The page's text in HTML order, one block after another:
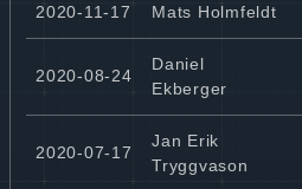
2020-11-17 Mats Holmfeldt
2020-08-24
Daniel
Ekberger
2020-07-17
Jan Erik
Tryggvason